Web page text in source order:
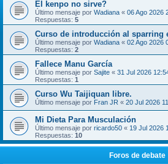
El kenpo no sirve?
Último mensaje por Wadiana « 06 Ago 2026
Respuestas: 5
Curso de introducción al sparring
Último mensaje por Wadiana « 02 Ago 2026
Respuestas: 2
Fallece Manu García
Último mensaje por Sajite « 31 Jul 2026
Respuestas: 1
Curso Wu Taijiquan libre.
Último mensaje por Fran JR « 20 Jul 2026
Mi Dieta Para Musculación
Último mensaje por ricardo50 « 19 Jul 2026
Respuestas: 10
Foros de debate